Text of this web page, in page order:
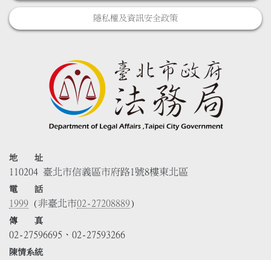
隱私權及資訊安全政策
地 址
110204 臺北市信義區市府路1號8樓東北區
電 話
1999 (非臺北市02-27208889)
傳 真
02-27596695、02-27593266
陳情系統